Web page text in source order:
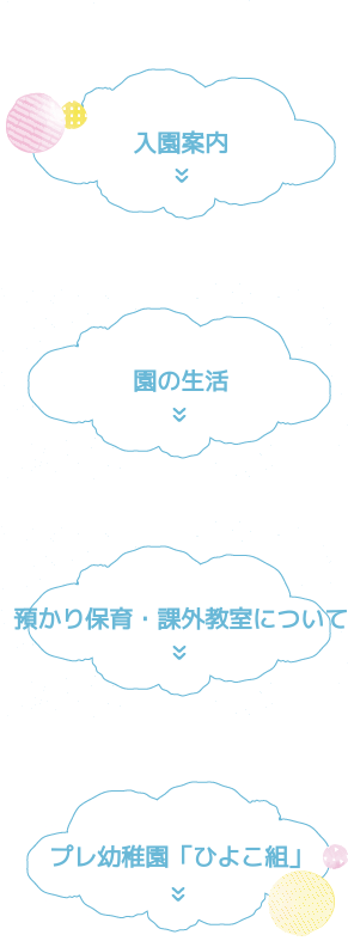
入園案内
園の生活
預かり保育・課外教室について
プレ幼稚園「ひよこ組」